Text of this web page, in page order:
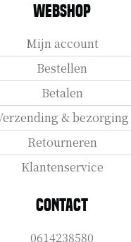
Webshop
Mijn account
Bestellen
Betalen
& bezorging
Retourneren
Klantenservice
Contact
0614238580